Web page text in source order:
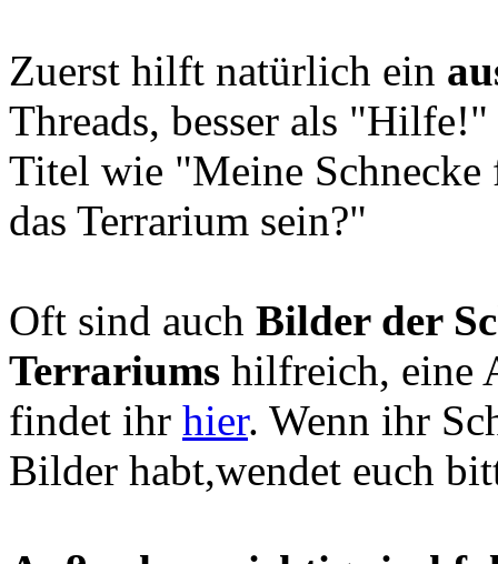
Zuerst hilft natürlich ein
Threads, besser als
Titel wie "Meine
das Terrarium sein?"
Oft sind auch Bilder der
Terrariums hilfreich, eine
findet ihr hier. Wenn ihr
Bilder habt,wendet euch